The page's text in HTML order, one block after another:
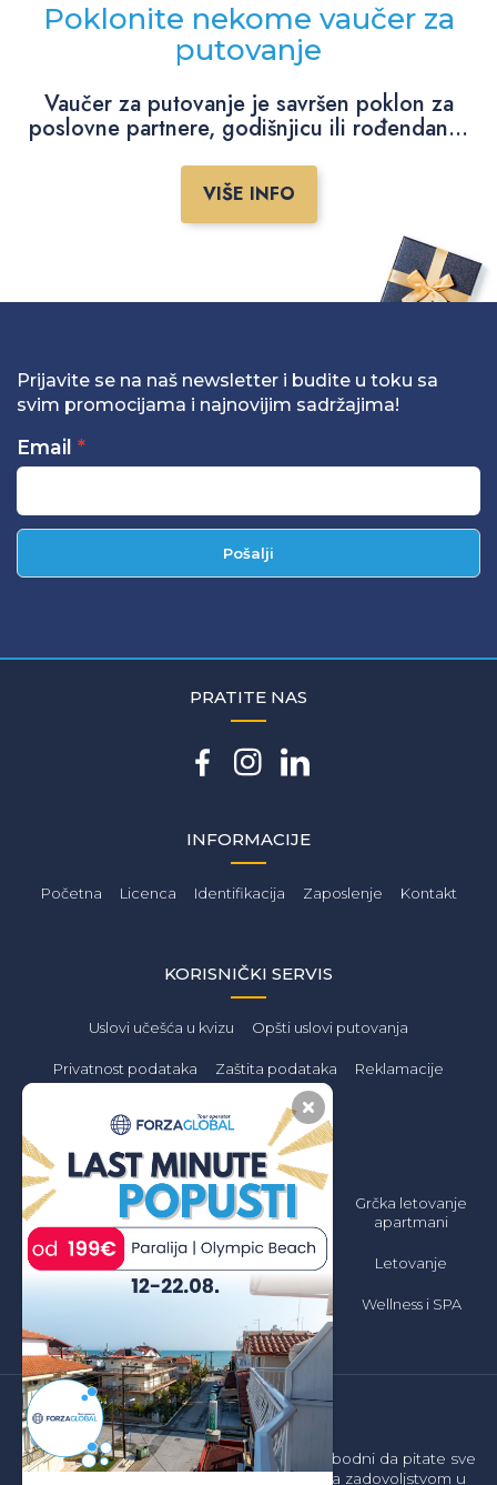
Poklonite nekome vaučer za
putovanje
Vaučer za putovanje je savršen poklon za
poslovne partnere, godišnjicu ili rođendan...
VIŠE INFO
Prijavite se na naš newsletter i budite u toku sa
svim promocijama i najnovijim sadržajima!
Email
Pošalji
INFORMACIJE
Početna Licenca Identifikacija Zaposlenje Kontakt
KORISNIČKI SERVIS
Uslovi učešća u kvizu Opšti uslovi putovanja
Privatnost podataka Zaštita podataka Reklamacije
PONUDA
Letovanje 2026
Grčka Letovanje
2026 All inclusive
Grčka Letovanje
2026 Apartmani
Jeftino
Grčka letovanje
hoteli
Grčka letovanje
apartmani
Letovanje
Wellness i SPA
PRATITE NAS
Sajt je informativnog karaktera. Budite slobodni da pitate sve
što vas interesuje. Odgovorićemo vam sa zadovoljstvom u